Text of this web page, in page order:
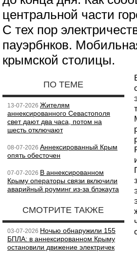
центральной части
С тех пор
пауэрбнков.
крымской столицы.
ПО ТЕМЕ
13-07-2026 Жителям
аннексированного Севастополя
свет дают два часа, потом на
шесть отключают
08-07-2026 Аннексированный Крым
опять обесточен
07-07-2026 В аннексированном
Крыму операторы связи включили
аварийный роуминг из-за блэкаута
СМОТРИТЕ ТАКЖЕ
03-07-2026 Ночью обнаружили 155
БПЛА: в аннексированном Крыму
остановили движение электричек